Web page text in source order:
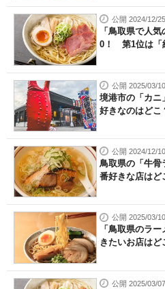
公開 2024/12/25
「鳥取県で人
0！ 第1位は「
公開 2025/03/10
境港市の「カ
好きなのはどこ
公開 2024/12/10
鳥取県の「牛
番好きな店はど
公開 2025/03/10
「鳥取県のラ
きたいお店はど
公開 2025/03/07